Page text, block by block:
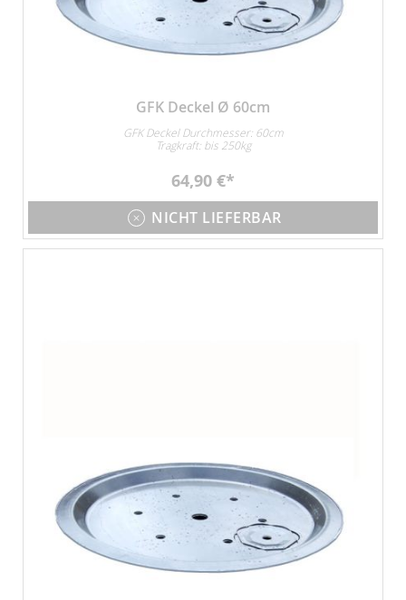
GFK Deckel Ø 60cm
GFK Deckel Durchmesser: 60cm
Tragkraft: bis 250kg
64,90 €
NICHT LIEFERBAR